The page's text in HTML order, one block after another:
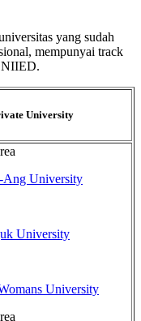
yang sudah
mempunyai track
NIIED.
University
Ang University
University
University